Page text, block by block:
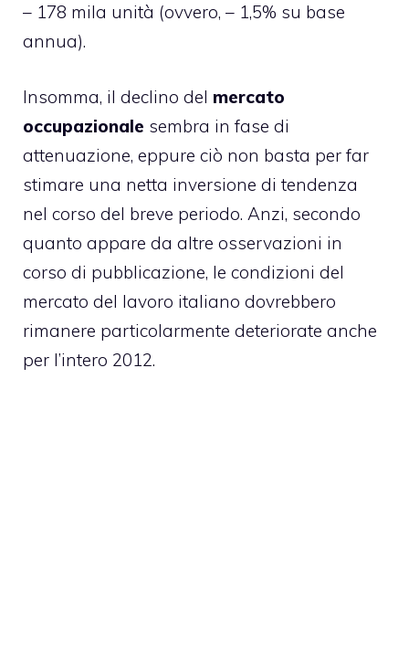
– 178 mila unità (ovvero, – 1,5% su base
annua).
Insomma, il declino del mercato
occupazionale sembra in fase di
attenuazione, eppure ciò non basta per far
stimare una netta inversione di tendenza
nel corso del breve periodo. Anzi, secondo
quanto appare da altre osservazioni in
corso di pubblicazione, le condizioni del
mercato del lavoro italiano dovrebbero
rimanere particolarmente deteriorate anche
per l’intero 2012.